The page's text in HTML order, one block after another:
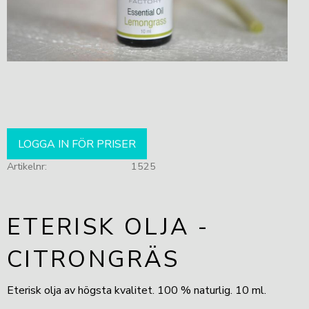
LOGGA IN FÖR PRISER
Artikelnr 1525
ETERISK OLJA -
CITRONGRÄS
Eterisk olja av högsta kvalitet. 100 % naturlig. 10 ml.